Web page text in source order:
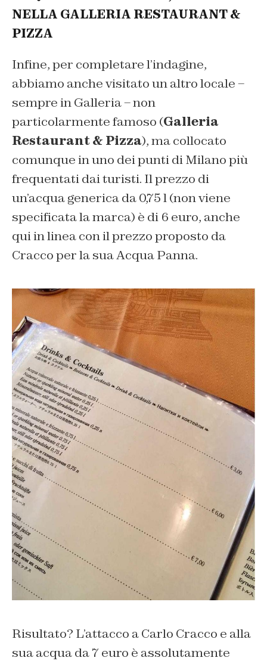
NELLA GALLERIA RESTAURANT &
PIZZA
Infine, per completare l’indagine,
abbiamo anche visitato un altro locale –
sempre in Galleria – non
particolarmente famoso (Galleria
Restaurant & Pizza), ma collocato
comunque in uno dei punti di Milano più
frequentati dai turisti. Il prezzo di
un’acqua generica da 0,75 l (non viene
specificata la marca) è di 6 euro, anche
qui in linea con il prezzo proposto da
Cracco per la sua Acqua Panna.
Risultato? L’attacco a Carlo Cracco e alla
sua acqua da 7 euro è assolutamente